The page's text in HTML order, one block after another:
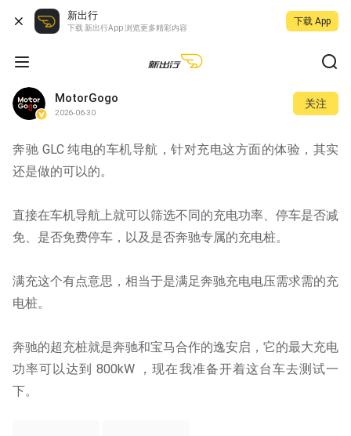
新出行
下载 新出行App 浏览更多精彩内容
下载 App
MotorGogo
2026-06-30
关注
奔驰 GLC 纯电的车机导航，针对充电这方面的体验，其实
还是做的可以的。
直接在车机导航上就可以筛选不同的充电功率、停车是否减
免、是否免费停车，以及是否奔驰专属的充电桩。
满充这个有点意思，相当于是满足奔驰充电电压需求需的充
电桩。
奔驰的超充桩就是奔驰和宝马合作的逸安启，它的最大充电
功率可以达到 800kW ，现在我准备开着这台车去测试一
下。